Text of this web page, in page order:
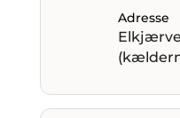
Adresse